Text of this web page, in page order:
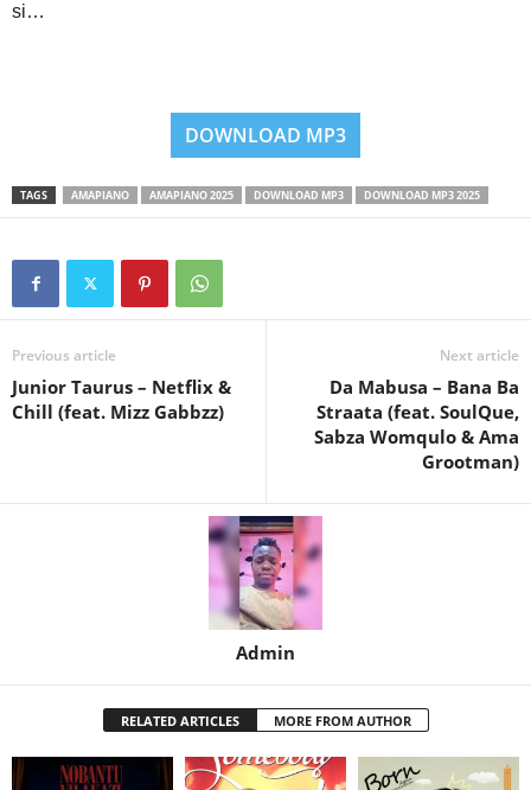
si…
DOWNLOAD MP3
TAGS AMAPIANO AMAPIANO 2025 DOWNLOAD MP3 DOWNLOAD MP3 2025
Previous article
Junior Taurus – Netflix &
Chill (feat. Mizz Gabbzz)
Next article
Da Mabusa – Bana Ba
Straata (feat. SoulQue,
Sabza Womqulo & Ama
Grootman)
Admin
RELATED ARTICLES MORE FROM AUTHOR